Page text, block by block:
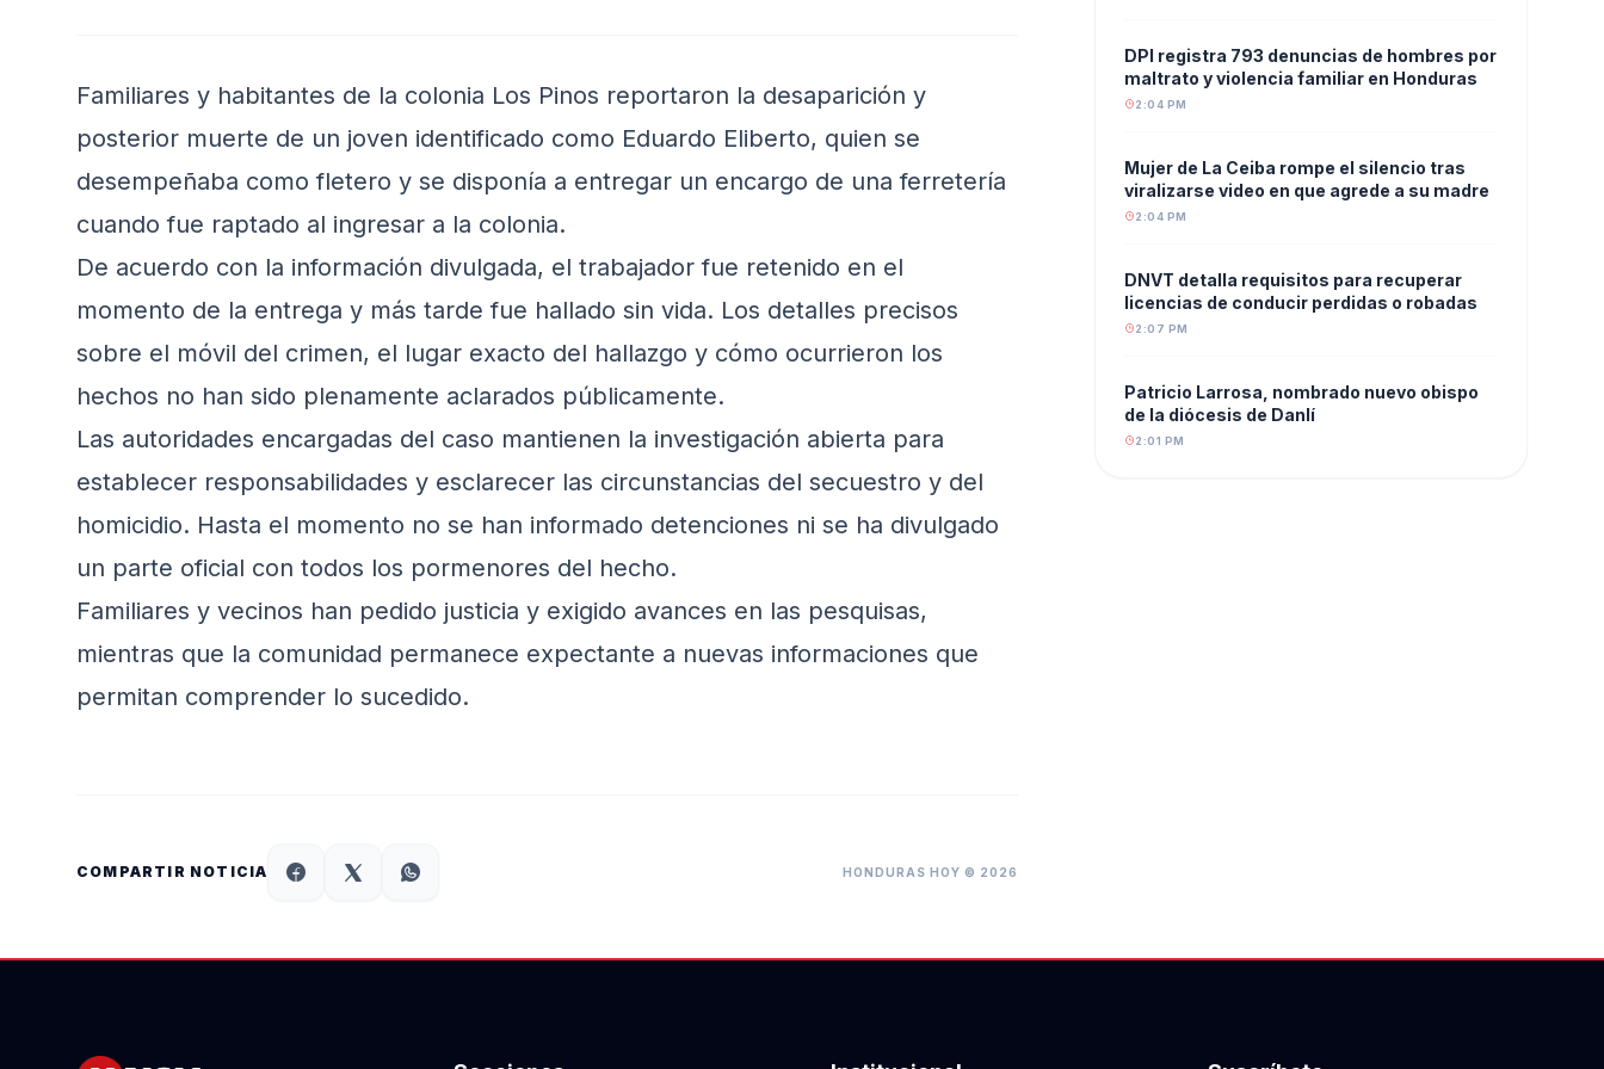
Familiares y habitantes de la colonia Los Pinos reportaron la desaparición y
posterior muerte de un joven identificado como Eduardo Eliberto, quien se
desempeñaba como fletero y se disponía a entregar un encargo de una ferretería
cuando fue raptado al ingresar a la colonia.
De acuerdo con la información divulgada, el trabajador fue retenido en el
momento de la entrega y más tarde fue hallado sin vida. Los detalles precisos
sobre el móvil del crimen, el lugar exacto del hallazgo y cómo ocurrieron los
hechos no han sido plenamente aclarados públicamente.
Las autoridades encargadas del caso mantienen la investigación abierta para
establecer responsabilidades y esclarecer las circunstancias del secuestro y del
homicidio. Hasta el momento no se han informado detenciones ni se ha divulgado
un parte oficial con todos los pormenores del hecho.
Familiares y vecinos han pedido justicia y exigido avances en las pesquisas,
mientras que la comunidad permanece expectante a nuevas informaciones que
permitan comprender lo sucedido.
COMPARTIR NOTICIA HONDURAS HOY © 2026
DPI registra 793 denuncias de hombres por
maltrato y violencia familiar en Honduras
2:04 PM
Mujer de La Ceiba rompe el silencio tras
viralizarse video en que agrede a su madre
2:04 PM
DNVT detalla requisitos para recuperar
licencias de conducir perdidas o robadas
2:07 PM
Patricio Larrosa, nombrado nuevo obispo
de la diócesis de Danlí
2:01 PM